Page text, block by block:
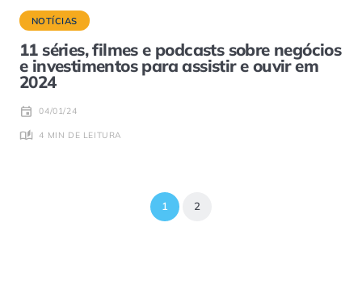
NOTÍCIAS
11 séries, filmes e podcasts sobre negócios
e investimentos para assistir e ouvir em
2024
04/01/24
4 MIN DE LEITURA
1 2